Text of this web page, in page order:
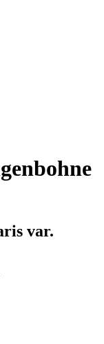
var.